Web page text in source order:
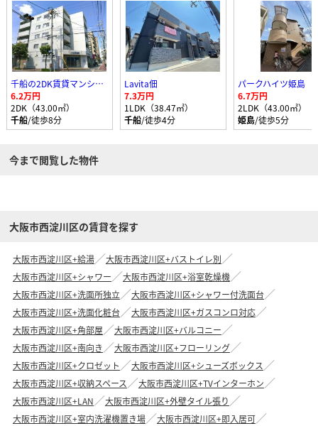
千船の2DK賃貸マンション
6.2万円
2DK（43.00㎡）
千船/徒歩8分
Lavita佃
7.3万円
1LDK（38.47㎡）
千船/徒歩4分
パークハイツ姫島
6.7万円
2LDK（43.00㎡）
姫島/徒歩5分
今まで閲覧した物件
大阪市西淀川区の賃貸を探す
大阪市西淀川区+給湯
大阪市西淀川区+バストイレ別
大阪市西淀川区+シャワー
大阪市西淀川区+浴室乾燥機
大阪市西淀川区+洗面所独立
大阪市西淀川区+シャワー付洗面台
大阪市西淀川区+洗面化粧台
大阪市西淀川区+ガスコンロ対応
大阪市西淀川区+角部屋
大阪市西淀川区+バルコニー
大阪市西淀川区+南向き
大阪市西淀川区+フローリング
大阪市西淀川区+クロゼット
大阪市西淀川区+シューズボックス
大阪市西淀川区+収納スペース
大阪市西淀川区+TVインターホン
大阪市西淀川区+LAN
大阪市西淀川区+外壁タイル張り
大阪市西淀川区+室内洗濯機置き場
大阪市西淀川区+即入居可